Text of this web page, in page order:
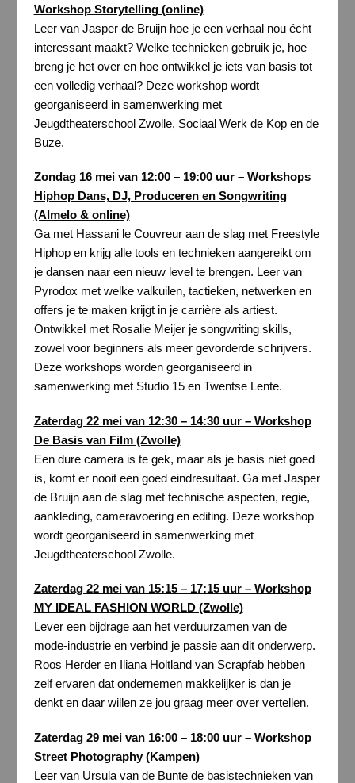
Workshop Storytelling (online)
Leer van Jasper de Bruijn hoe je een verhaal nou écht
interessant maakt? Welke technieken gebruik je, hoe
breng je het over en hoe ontwikkel je iets van basis tot
een volledig verhaal? Deze workshop wordt
georganiseerd in samenwerking met
Jeugdtheaterschool Zwolle, Sociaal Werk de Kop en de
Buze.
Zondag 16 mei van 12:00 – 19:00 uur – Workshops
Hiphop Dans, DJ, Produceren en Songwriting
(Almelo & online)
Ga met Hassani le Couvreur aan de slag met Freestyle
Hiphop en krijg alle tools en technieken aangereikt om
je dansen naar een nieuw level te brengen. Leer van
Pyrodox met welke valkuilen, tactieken, netwerken en
offers je te maken krijgt in je carrière als artiest.
Ontwikkel met Rosalie Meijer je songwriting skills,
zowel voor beginners als meer gevorderde schrijvers.
Deze workshops worden georganiseerd in
samenwerking met Studio 15 en Twentse Lente.
Zaterdag 22 mei van 12:30 – 14:30 uur – Workshop
De Basis van Film (Zwolle)
Een dure camera is te gek, maar als je basis niet goed
is, komt er nooit een goed eindresultaat. Ga met Jasper
de Bruijn aan de slag met technische aspecten, regie,
aankleding, cameravoering en editing. Deze workshop
wordt georganiseerd in samenwerking met
Jeugdtheaterschool Zwolle.
Zaterdag 22 mei van 15:15 – 17:15 uur – Workshop
MY IDEAL FASHION WORLD (Zwolle)
Lever een bijdrage aan het verduurzamen van de
mode-industrie en verbind je passie aan dit onderwerp.
Roos Herder en Iliana Holtland van Scrapfab hebben
zelf ervaren dat ondernemen makkelijker is dan je
denkt en daar willen ze jou graag meer over vertellen.
Zaterdag 29 mei van 16:00 – 18:00 uur – Workshop
Street Photography (Kampen)
Leer van Ursula van de Bunte de basistechnieken van